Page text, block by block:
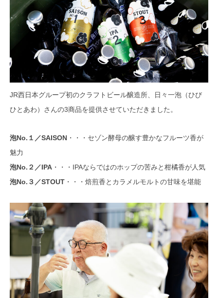
JR西日本グループ初のクラフトビール醸造所、日々一泡（ひび
ひとあわ）さんの3商品を提供させていただきました。
泡No.１／SAISON ・・・セゾン酵母の醸す豊かなフルーツ香が
魅力
泡No.２／IPA ・・・IPAならではのホップの苦みと柑橘香が人気
泡No.３／STOUT ・・・焙煎香とカラメルモルトの甘味を堪能